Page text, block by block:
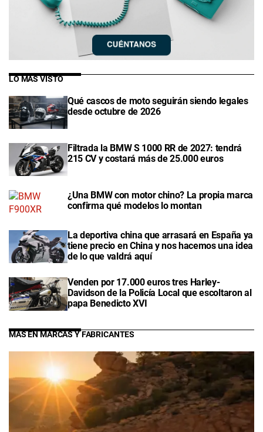
LO MÁS VISTO
Qué cascos de moto seguirán siendo legales
desde octubre de 2026
Filtrada la BMW S 1000 RR de 2027: tendrá
215 CV y costará más de 25.000 euros
¿Una BMW con motor chino? La propia marca
confirma qué modelos lo montan
La deportiva china que arrasará en España ya
tiene precio en China y nos hacemos una idea
de lo que valdrá aquí
Venden por 17.000 euros tres Harley-
Davidson de la Policía Local que escoltaron al
papa Benedicto XVI
MÁS EN MARCAS Y FABRICANTES